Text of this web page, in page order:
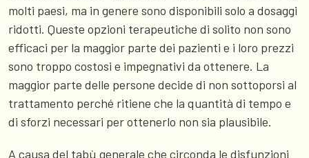
molti paesi, ma in genere sono disponibili solo a dosaggi
ridotti. Queste opzioni terapeutiche di solito non sono
efficaci per la maggior parte dei pazienti e i loro prezzi
sono troppo costosi e impegnativi da ottenere. La
maggior parte delle persone decide di non sottoporsi al
trattamento perché ritiene che la quantità di tempo e
di sforzi necessari per ottenerlo non sia plausibile.
A causa del tabù generale che circonda le disfunzioni